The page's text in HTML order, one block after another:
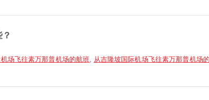
场飞往素万那普机场的航班 从吉隆坡国际机场飞往素万那普机场